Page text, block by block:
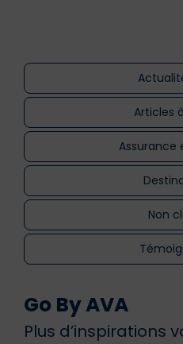
Articles
Assurance
Non
Go By AVA
Plus d’inspirations